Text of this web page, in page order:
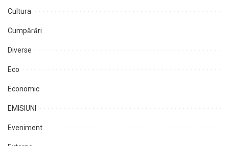
Cultura
Cumpărări
Diverse
Eco
Economic
EMISIUNI
Eveniment